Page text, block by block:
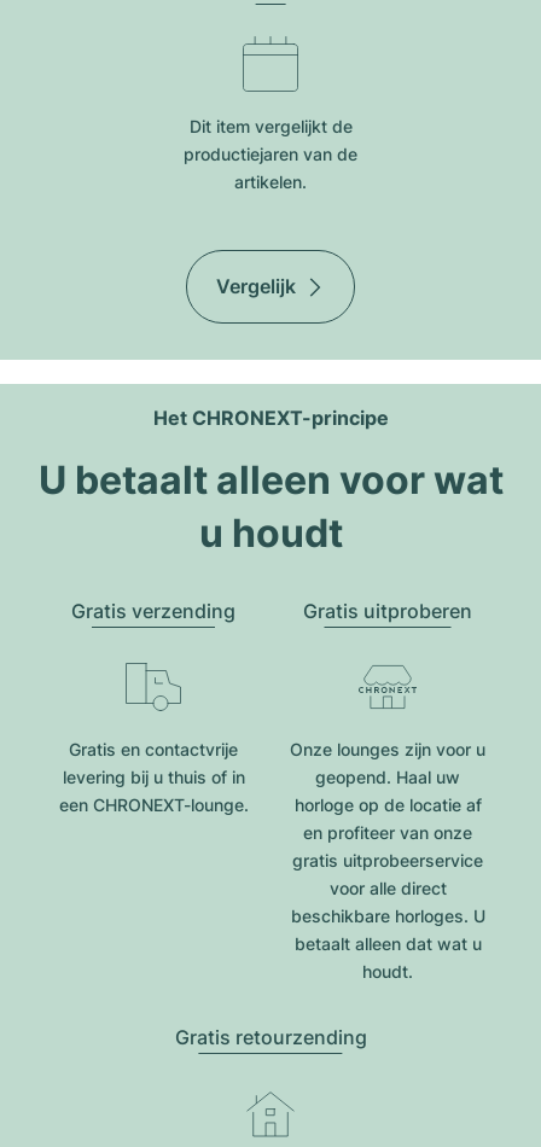
Dit item vergelijkt de
productiejar​en van de
artikelen.
Vergelijk
Het CHRONEXT-principe
U betaalt alleen voor wat
u houdt
Gratis verzending
Gratis en contactvrije
levering bij u thuis of in
een CHRONEXT-lounge.
Gratis uitproberen
Onze lounges zijn voor u
geopend. Haal uw
horloge op de locatie af
en profiteer van onze
gratis uitprobeerservice
voor alle direct
beschikbare horloges. U
betaalt alleen dat wat u
houdt.
Gratis retourzending